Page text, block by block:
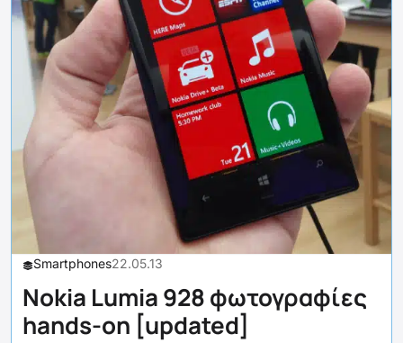
Smartphones22.05.13
Nokia Lumia 928 φωτογραφίες
hands-on [updated]